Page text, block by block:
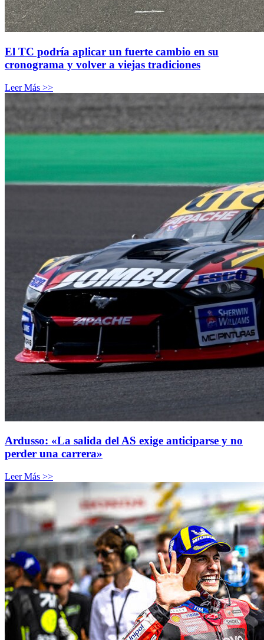
El TC podría aplicar un fuerte cambio en su
cronograma y volver a viejas tradiciones
Leer Más >>
Ardusso: «La salida del AS exige anticiparse y no
perder una carrera»
Leer Más >>